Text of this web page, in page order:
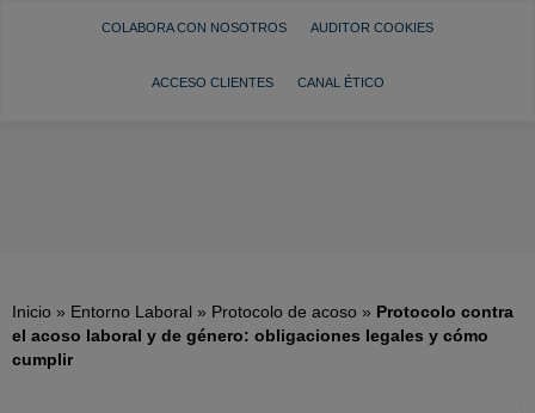
COLABORA CON NOSOTROS AUDITOR COOKIES
ACCESO CLIENTES CANAL ÉTICO
Inicio » Entorno Laboral » Protocolo de acoso » Protocolo contra
el acoso laboral y de género: obligaciones legales y cómo
cumplir